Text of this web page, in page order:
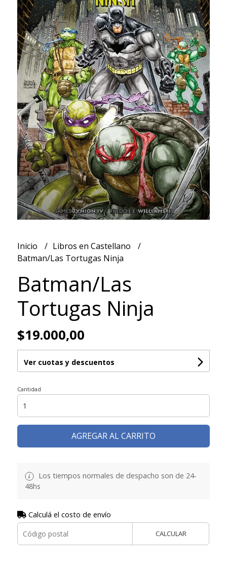
Inicio
Libros en Castellano
Batman/Las Tortugas Ninja
Batman/Las
Tortugas Ninja
$19.000,00
Ver cuotas y descuentos
Cantidad
AGREGAR AL CARRITO
Los tiempos normales de despacho son de 24-
48hs
Calculá el costo de envío
CALCULAR